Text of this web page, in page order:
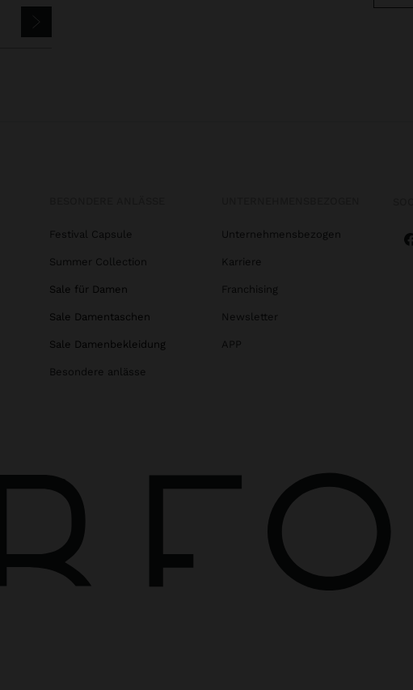
Festival Capsule
Summer Collection
Sale für Damen
Sale Damentaschen
Sale Damenbekleidung
Besondere anlässe
Unternehmensbezogen
Karriere
Franchising
Newsletter
APP